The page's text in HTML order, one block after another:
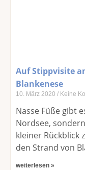
Auf Stippvisite
Blankenese
10. März 2020 Keine
Nasse Füße gibt
Nordsee,
kleiner Rückblick
den Strand von
weiterlesen »